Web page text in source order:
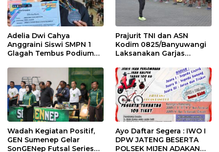
Adelia Dwi Cahya
Anggraini Siswi SMPN 1
Glagah Tembus Podium
Championship 1
Prajurit TNI dan ASN
Kodim 0825/Banyuwangi
Laksanakan Garjas
Wadah Kegiatan Positif,
GEN Sumenep Gelar
SonGENep Futsal Series
Ayo Daftar Segera : IWO I
DPW JATENG BESERTA
POLSEK MIJEN ADAKAN